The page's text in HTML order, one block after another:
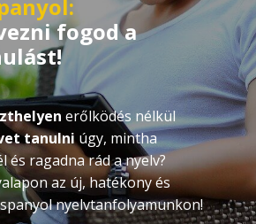
fogod a
erőlködés nélkül
tanulniúgy, mintha
és ragadna rád a nyelv?
az új, hatékony és
nyelvtanfolyamunkon!